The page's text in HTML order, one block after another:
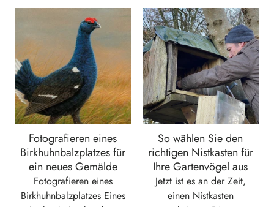
Fotografieren eines
Birkhuhnbalzplatzes für
ein neues Gemälde
Fotografieren eines
Birkhuhnbalzplatzes Eines
So wählen Sie den
richtigen Nistkasten für
Ihre Gartenvögel aus
Jetzt ist es an der Zeit,
einen Nistkasten